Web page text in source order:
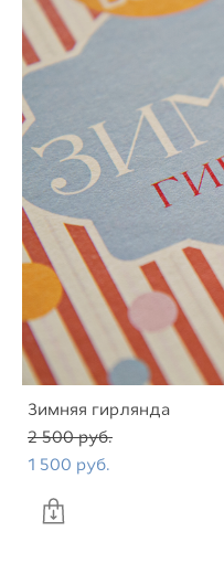
Зимняя гирлянда
2 500 pуб.
1 500 pуб.